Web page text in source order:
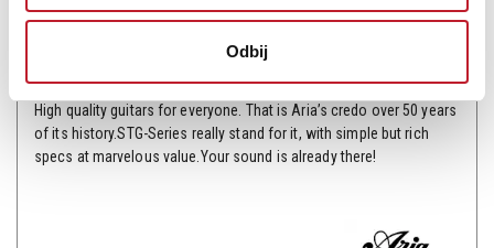
Odbij
High quality guitars for everyone. That is Aria’s credo over 50 years
of its history.STG-Series really stand for it, with simple but rich
specs at marvelous value.Your sound is already there!